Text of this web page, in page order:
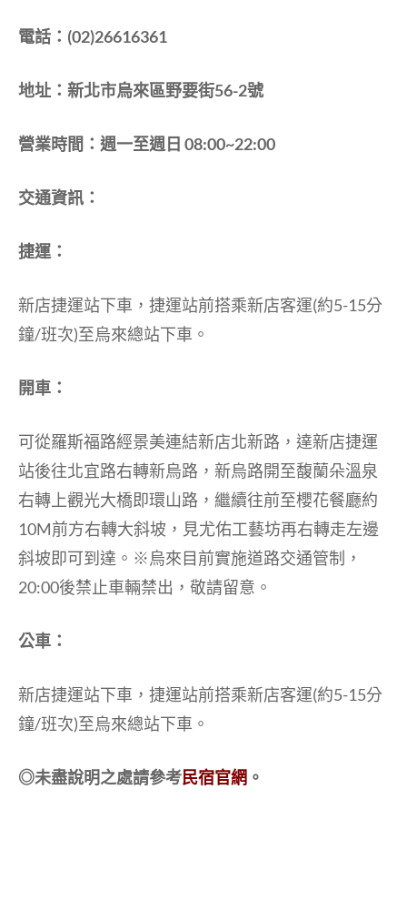
電話：(02)26616361
地址：新北市烏來區野要街56-2號
營業時間：週一至週日 08:00~22:00
交通資訊：
捷運：
新店捷運站下車，捷運站前搭乘新店客運(約5-15分
鐘/班次)至烏來總站下車。
開車：
可從羅斯福路經景美連結新店北新路，達新店捷運
站後往北宜路右轉新烏路，新烏路開至馥蘭朵溫泉
右轉上觀光大橋即環山路，繼續往前至櫻花餐廳約
10M前方右轉大斜坡，見尤佑工藝坊再右轉走左邊
斜坡即可到達。※烏來目前實施道路交通管制，
20:00後禁止車輛禁出，敬請留意。
公車：
新店捷運站下車，捷運站前搭乘新店客運(約5-15分
鐘/班次)至烏來總站下車。
◎未盡說明之處請參考民宿官網 。